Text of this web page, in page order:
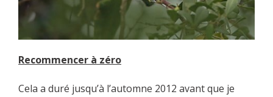
Recommencer à zéro
Cela a duré jusqu’à l’automne 2012 avant que je